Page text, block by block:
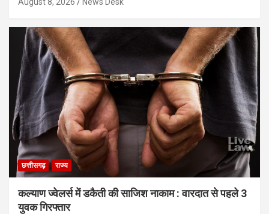
छत्तीसगढ़ राज्य
कल्याण ज्वेलर्स में डकैती की साजिश नाकाम : वारदात से पहले 3
युवक गिरफ्तार